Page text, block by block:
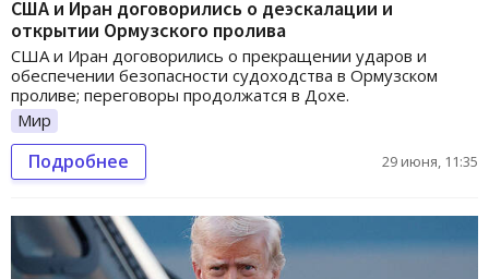
США и Иран договорились о деэскалации и
открытии Ормузского пролива
США и Иран договорились о прекращении ударов и
обеспечении безопасности судоходства в Ормузском
проливе; переговоры продолжатся в Дохе.
Мир
Подробнее 29 июня, 11:35